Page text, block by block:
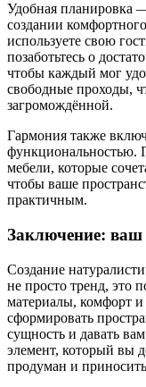
Удобная планировка
создании
используете свою
позаботьтесь о
чтобы каждый мог
свободные проходы,
загромождённой.
Гармония также
функциональностью.
мебели, которые
чтобы ваше
практичным.
Заключение: ваш
Создание
не просто тренд, это
материалы, комфорт
сформировать
сущность и давать
элемент, который вы
продуман и приносить